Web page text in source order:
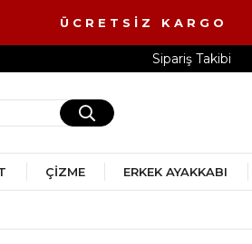
Sipariş Takibi
ÇIZME ERKEK AYAKKABI